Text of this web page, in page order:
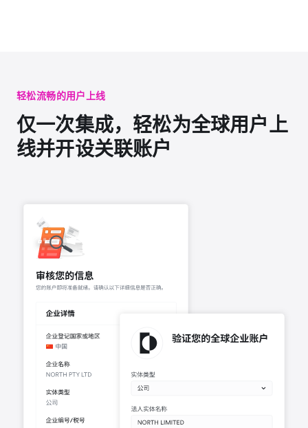
轻松流畅的用户上线
仅一次集成，轻松为全球用户上
线并开设关联账户